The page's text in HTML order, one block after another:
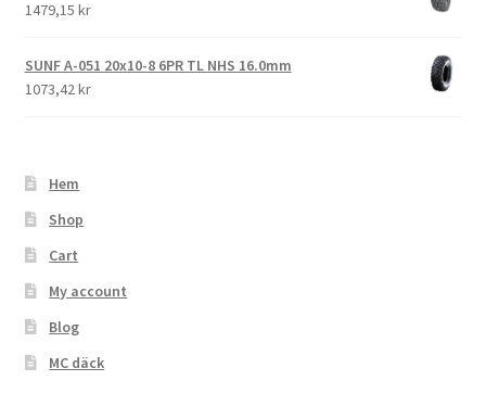
1479,15 kr
SUNF A-051 20x10-8 6PR TL NHS 16.0mm
1073,42 kr
Hem
Shop
Cart
My account
Blog
MC däck